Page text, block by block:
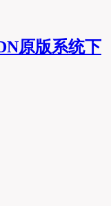
原版系统下